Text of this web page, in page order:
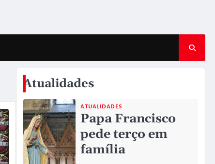
Atualidades
ATUALIDADES
Papa Francisco
pede terço em
família